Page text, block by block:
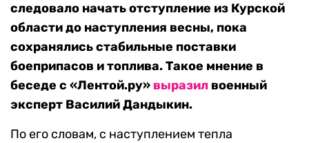
следовало начать отступление из Курской
области до наступления весны, пока
сохранялись стабильные поставки
боеприпасов и топлива. Такое мнение в
беседе с «Лентой.ру» выразил военный
эксперт Василий Дандыкин.
По его словам, с наступлением тепла